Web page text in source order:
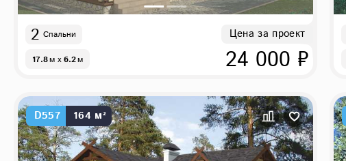
2 Спальни
17.8м x 6.2м
Цена за проект
24 000 ₽
D557 164 м²